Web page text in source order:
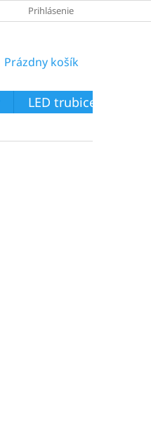
Prihlásenie
NÁKUPNÝ
Prázdny košík
LED trubice